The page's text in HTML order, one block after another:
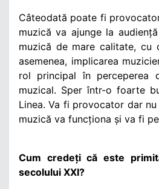
Câteodată poate fi
muzică va ajunge la
muzică de mare calitate, cu
asemenea, implicarea
rol principal în perceperea
muzical. Sper într-o foarte
Linea. Va fi provocator dar
muzică va funcționa și va fi
Cum credeți că este
secolului XXI?